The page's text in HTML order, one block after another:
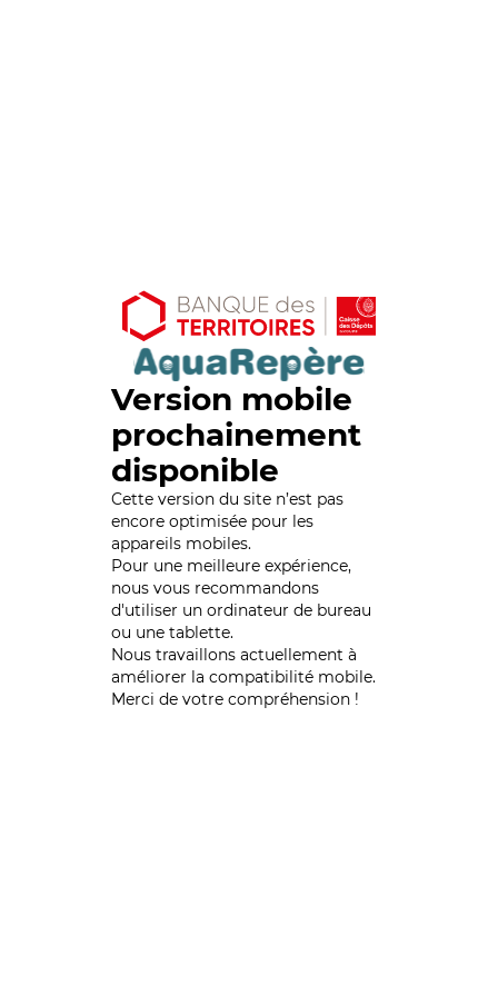
Version mobile
prochainement
disponible
Cette version du site n’est pas
encore optimisée pour les
appareils mobiles.
Pour une meilleure expérience,
nous vous recommandons
d'utiliser un ordinateur de bureau
ou une tablette.
Nous travaillons actuellement à
améliorer la compatibilité mobile.
Merci de votre compréhension !